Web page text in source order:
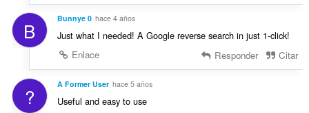
B Bunnye 0 hace 4 años
Just what I needed! A Google reverse search in just 1-click!
Enlace
Responder Citar
? A Former User hace 5 años
Useful and easy to use